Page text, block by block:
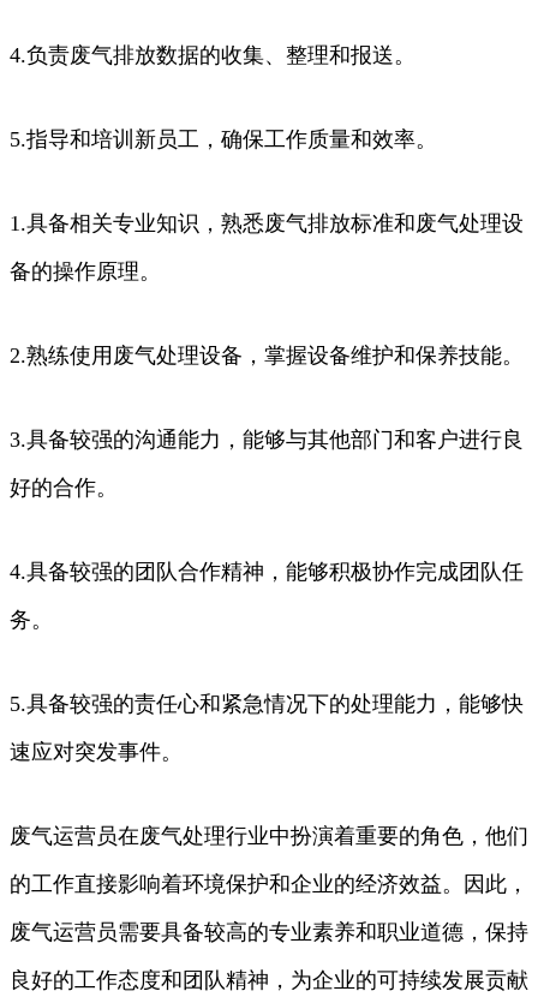
4.负责废气排放数据的收集、整理和报送。
5.指导和培训新员工，确保工作质量和效率。
1.具备相关专业知识，熟悉废气排放标准和废气处理设
备的操作原理。
2.熟练使用废气处理设备，掌握设备维护和保养技能。
3.具备较强的沟通能力，能够与其他部门和客户进行良
好的合作。
4.具备较强的团队合作精神，能够积极协作完成团队任
务。
5.具备较强的责任心和紧急情况下的处理能力，能够快
速应对突发事件。
废气运营员在废气处理行业中扮演着重要的角色，他们
的工作直接影响着环境保护和企业的经济效益。因此，
废气运营员需要具备较高的专业素养和职业道德，保持
良好的工作态度和团队精神，为企业的可持续发展贡献